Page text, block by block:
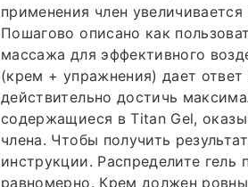
применения член
Пошагово описано как
массажа для эффективного
(крем + упражнения) дает
действительно достичь
содержащиеся в Titan Gel,
члена. Чтобы получить
инструкции. Распределите
равномерно. Крем должен